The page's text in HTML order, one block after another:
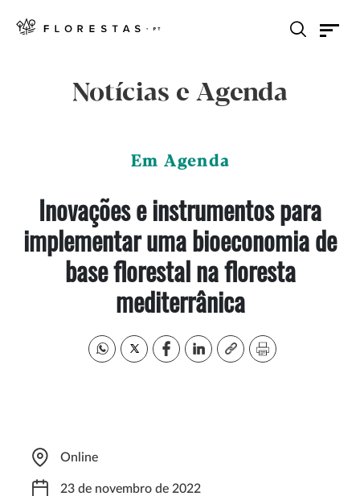
Notícias e Agenda
Em Agenda
Inovações e instrumentos para
implementar uma bioeconomia de
base florestal na floresta
mediterrânica
Online
23 de novembro de 2022